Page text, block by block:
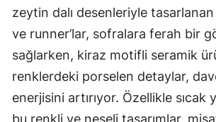
zeytin dalı desenleriyle
ve runner’lar, sofralara ferah bir
sağlarken, kiraz motifli seramik
renklerdeki porselen detaylar,
enerjisini artırıyor. Özellikle sıcak